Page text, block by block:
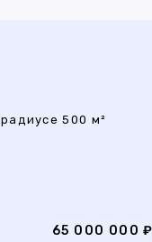
500 м²
65 000 000 ₽